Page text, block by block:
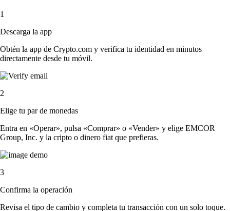
1
Descarga la app
Obtén la app de Crypto.com y verifica tu identidad en minutos
directamente desde tu móvil.
2
Elige tu par de monedas
Entra en «Operar», pulsa «Comprar» o «Vender» y elige EMCOR
Group, Inc. y la cripto o dinero fiat que prefieras.
3
Confirma la operación
Revisa el tipo de cambio y completa tu transacción con un solo toque.